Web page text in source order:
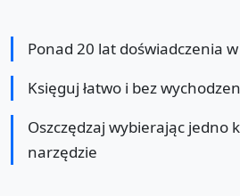
Ponad 20 lat doświadczenia
Księguj łatwo i bez
Oszczędzaj wybierając jedno
narzędzie